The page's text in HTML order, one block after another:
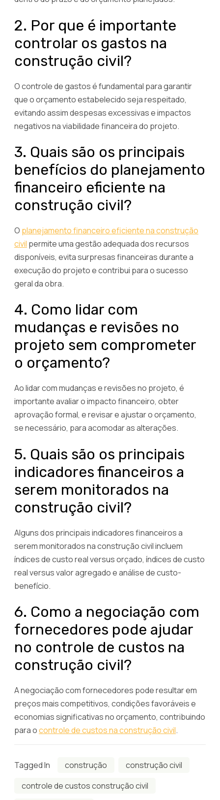
2. Por que é importante
controlar os gastos na
construção civil?
O controle de gastos é fundamental para garantir
que o orçamento estabelecido seja respeitado,
evitando assim despesas excessivas e impactos
negativos na viabilidade financeira do projeto.
3. Quais são os principais
benefícios do planejamento
financeiro eficiente na
construção civil?
O planejamento financeiro eficiente na construção
civil permite uma gestão adequada dos recursos
disponíveis, evita surpresas financeiras durante a
execução do projeto e contribui para o sucesso
geral da obra.
4. Como lidar com
mudanças e revisões no
projeto sem comprometer
o orçamento?
Ao lidar com mudanças e revisões no projeto, é
importante avaliar o impacto financeiro, obter
aprovação formal, e revisar e ajustar o orçamento,
se necessário, para acomodar as alterações.
5. Quais são os principais
indicadores financeiros a
serem monitorados na
construção civil?
Alguns dos principais indicadores financeiros a
serem monitorados na construção civil incluem
índices de custo real versus orçado, índices de custo
real versus valor agregado e análise de custo-
benefício.
6. Como a negociação com
fornecedores pode ajudar
no controle de custos na
construção civil?
A negociação com fornecedores pode resultar em
preços mais competitivos, condições favoráveis ​​e
economias significativas no orçamento, contribuindo
para ocontrole de custos na construção civil.
Tagged In construção
construção civil
controle de custos construção civil